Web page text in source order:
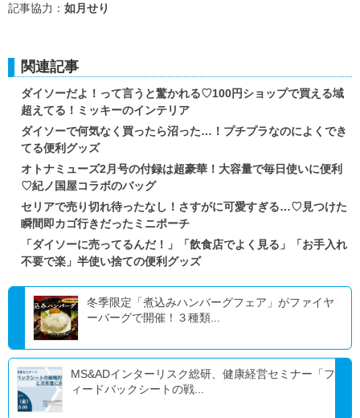
記事協力： 如月せり
関連記事
ダイソーだよ！って言うと驚かれる♡100円ショップで買える域
超えてる！ミッキーのインテリア
ダイソーで何気なく買ったら沼った…！プチプラなのによくでき
てる便利グッズ
オトナミューズ2月号の付録は超豪華！大容量で毎日使いに便利
♡紀ノ国屋コラボのバッグ
セリアで売り切れ待ったなし！さすがに可愛すぎる…♡見つけた
瞬間即カゴ行きだったミニポーチ
「ダイソーに売ってるんだ！」「飲食店でよく見る」「お手入れ
不要で楽」半使い捨ての便利グッズ
冬季限定「煮込みハンバーグフェア」がファイヤ
ーバーグで開催！３種類...
MS&ADインターリスク総研、健康経営セミナー「フ
ィードバックシートの戦...